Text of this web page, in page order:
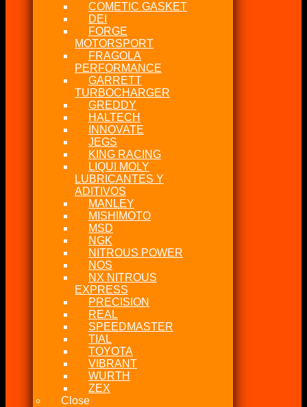
COMETIC GASKET
DEI
FORGE
MOTORSPORT
FRAGOLA
PERFORMANCE
GARRETT
TURBOCHARGER
GREDDY
HALTECH
INNOVATE
JEGS
KING RACING
LIQUI MOLY
LUBRICANTES Y
ADITIVOS
MANLEY
MISHIMOTO
MSD
NGK
NITROUS POWER
NOS
NX NITROUS
EXPRESS
PRECISION
REAL
SPEEDMASTER
TIAL
TOYOTA
VIBRANT
WURTH
ZEX
Close